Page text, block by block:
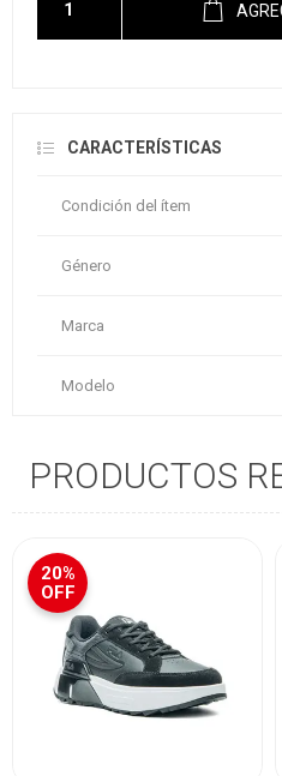
CARACTERÍSTICAS
Condición del ítem
Género
Marca
Modelo
PRODUCTOS
20%
OFF